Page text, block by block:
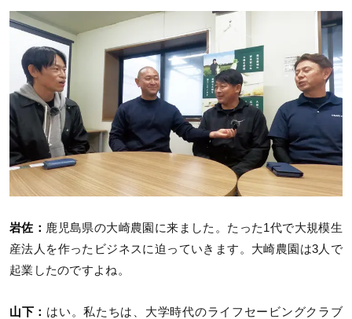
岩佐： 鹿児島県の大崎農園に来ました。たった1代で大規模生
産法人を作ったビジネスに迫っていきます。大崎農園は3人で
起業したのですよね。
山下： はい。私たちは、大学時代のライフセービングクラブ